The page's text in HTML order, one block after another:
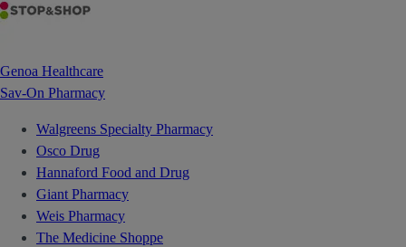
Genoa Healthcare
Sav-On Pharmacy
Walgreens Specialty Pharmacy
Osco Drug
Hannaford Food and Drug
Giant Pharmacy
Weis Pharmacy
The Medicine Shoppe